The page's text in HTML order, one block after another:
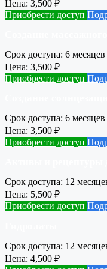
Цена: 3,500 ₽
Приобрести доступ
Срок доступа: 6 месяцев
Цена: 3,500 ₽
Приобрести доступ
Срок доступа: 6 месяцев
Цена: 3,500 ₽
Приобрести доступ
Срок доступа: 12
Цена: 5,500 ₽
Приобрести доступ
Срок доступа: 12
Цена: 4,500 ₽